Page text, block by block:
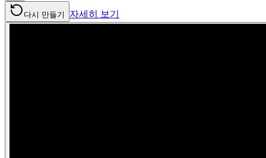
다시 만들기 자세히 보기